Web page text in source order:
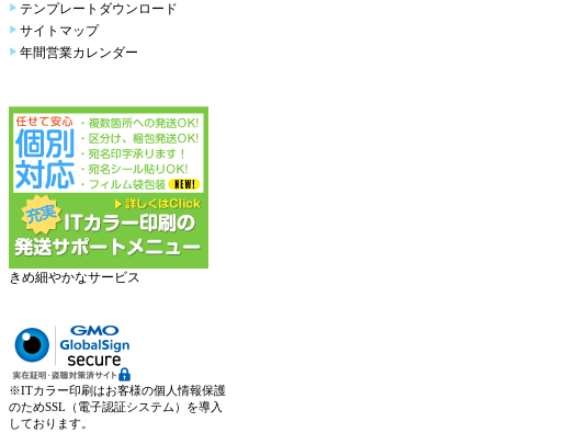
テンプレートダウンロード
サイトマップ
年間営業カレンダー
きめ細やかなサービス
※ITカラー印刷はお客様の個人情報保護
のためSSL（電子認証システム）を導入
しております。